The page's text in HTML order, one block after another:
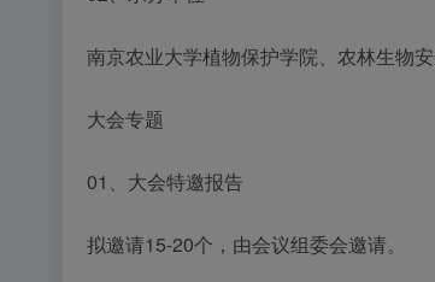
南京农业大学植物保护学院、农林生物
大会专题
01、大会特邀报告
拟邀请15-20个，由会议组委会邀请。